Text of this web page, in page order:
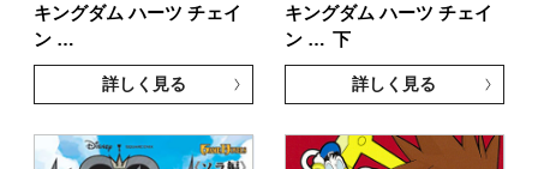
キングダム ハーツ チェイ
ン …
詳しく見る
キングダム ハーツ チェイ
ン … 下
詳しく見る